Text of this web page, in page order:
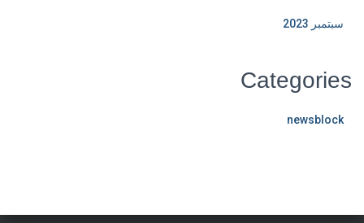
سبتمبر 2023
Categories
newsblock